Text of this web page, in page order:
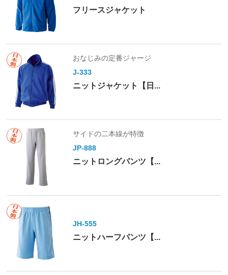
フリースジャケット
おなじみの定番ジャージ
J-333
ニットジャケット【日...
サイドの二本線が特徴
JP-888
ニットロングパンツ【...
JH-555
ニットハーフパンツ【...